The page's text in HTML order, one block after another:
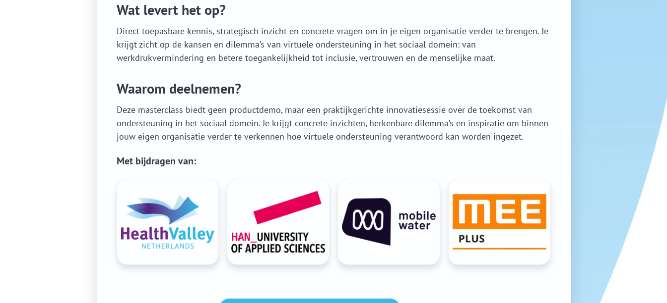
Wat levert het op?
Direct toepasbare kennis, strategisch inzicht en concrete vragen om in je eigen organisatie verder te brengen. Je
krijgt zicht op de kansen en dilemma’s van virtuele ondersteuning in het sociaal domein: van
werkdrukvermindering en betere toegankelijkheid tot inclusie, vertrouwen en de menselijke maat.
Waarom deelnemen?
Deze masterclass biedt geen productdemo, maar een praktijkgerichte innovatiesessie over de toekomst van
ondersteuning in het sociaal domein. Je krijgt concrete inzichten, herkenbare dilemma’s en inspiratie om binnen
jouw eigen organisatie verder te verkennen hoe virtuele ondersteuning verantwoord kan worden ingezet.
Met bijdragen van: